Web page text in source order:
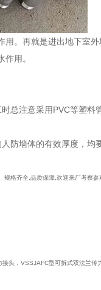
。再就是进出地下室
用。
总注意采用PVC等塑料
防墙体的有效厚度，均
格齐全,品质保障,欢迎来厂考察参
头，VSSJAFC型可拆式双法兰传